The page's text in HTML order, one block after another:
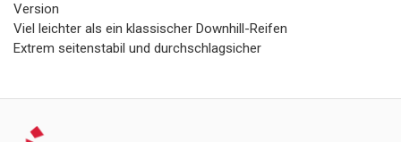
Version
Viel leichter als ein klassischer Downhill-Reifen
Extrem seitenstabil und durchschlagsicher